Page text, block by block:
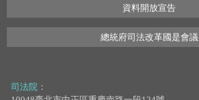
資料開放宣告
總統府司法改革國是會議
司法院 ：